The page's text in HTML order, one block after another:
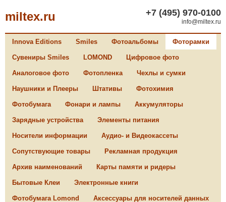
miltex.ru +7 (495) 970-0100
info@miltex.ru
Innova Editions Smiles Фотоальбомы Фоторамки
Сувениры Smiles LOMOND Цифровое фото
Аналоговое фото Фотопленка Чехлы и сумки
Наушники и Плееры Штативы Фотохимия
Фотобумага Фонари и лампы Аккумуляторы
Зарядные устройства Элементы питания
Носители информации Аудио- и Видеокассеты
Сопутствующие товары Рекламная продукция
Архив наименований Карты памяти и ридеры
Бытовые Клеи Электронные книги
Фотобумага Lomond Аксессуары для носителей данных